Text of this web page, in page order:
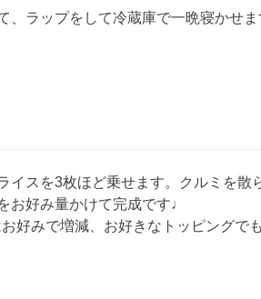
、ラップをして冷蔵庫で一晩寝かせま
イスを3枚ほど乗せます。クルミを散
お好み量かけて完成です♩
好みで増減、お好きなトッピングで